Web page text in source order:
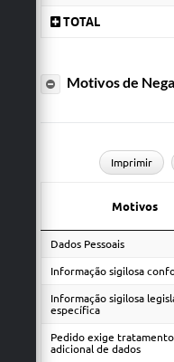
TOTAL
Motivos de
Imprimir
Motivos
Dados Pessoais
Informação sigilosa
Informação sigilosa
específica
Pedido exige tratamento
adicional de dados